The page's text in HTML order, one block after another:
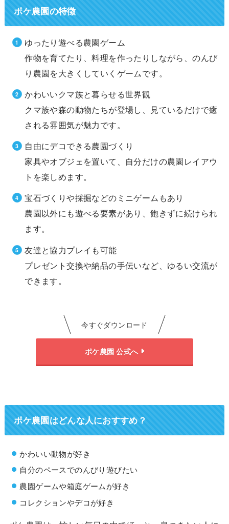
ポケ農園の特徴
ゆったり遊べる農園ゲーム
作物を育てたり、料理を作ったりしながら、のんび
り農園を大きくしていくゲームです。
かわいいクマ族と暮らせる世界観
クマ族や森の動物たちが登場し、見ているだけで癒
される雰囲気が魅力です。
自由にデコできる農園づくり
家具やオブジェを置いて、自分だけの農園レイアウ
トを楽しめます。
宝石づくりや採掘などのミニゲームもあり
農園以外にも遊べる要素があり、飽きずに続けられ
ます。
友達と協力プレイも可能
プレゼント交換や納品の手伝いなど、ゆるい交流が
できます。
今すぐダウンロード
ポケ農園 公式へ
ポケ農園はどんな人におすすめ？
かわいい動物が好き
自分のペースでのんびり遊びたい
農園ゲームや箱庭ゲームが好き
コレクションやデコが好き